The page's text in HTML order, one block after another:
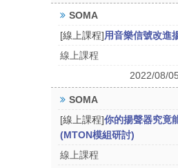
SOMA
[線上課程]用音樂信號改進
線上課程
2022/08/05
SOMA
[線上課程]你的揚聲器究竟
(MTON模組研討)
線上課程